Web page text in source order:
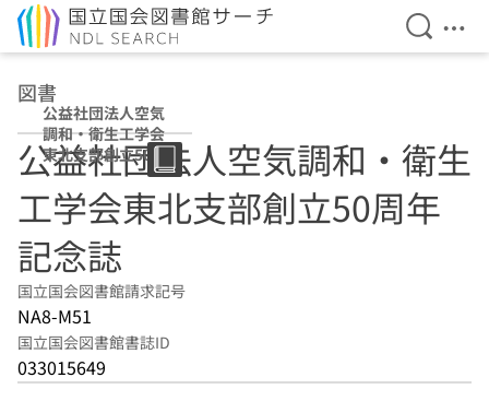
検索を
メ
図書
公益社団法人空気
調和・衛生工学会
東北支部創立50周
年記念誌
公益社団法人空気調和・衛生
工学会東北支部創立50周年
記念誌
国立国会図書館請求記号
NA8-M51
国立国会図書館書誌ID
033015649